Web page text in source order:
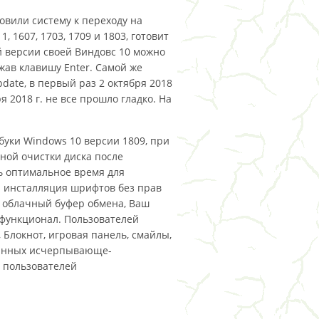
систему к переходу на
1607, 1703, 1709 и 1803, готовит
своей Виндовс 10 можно
клавишу Enter. Самой же
в первый раз 2 октября 2018
2018 г. не все прошло гладко. На
Windows 10 версии 1809, при
очистки диска после
оптимальное время для
шрифтов без прав
облачный буфер обмена, Ваш
Пользователей
игровая панель, смайлы,
исчерпывающе-